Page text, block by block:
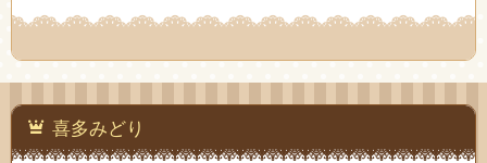
喜多みどり